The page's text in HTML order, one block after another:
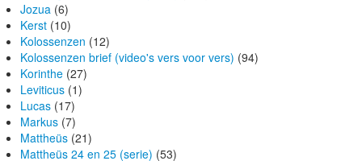
Jozua (6)
Kerst (10)
Kolossenzen (12)
Kolossenzen brief (video's vers voor vers) (94)
Korinthe (27)
Leviticus (1)
Lucas (17)
Markus (7)
Mattheüs (21)
Mattheüs 24 en 25 (serie) (53)